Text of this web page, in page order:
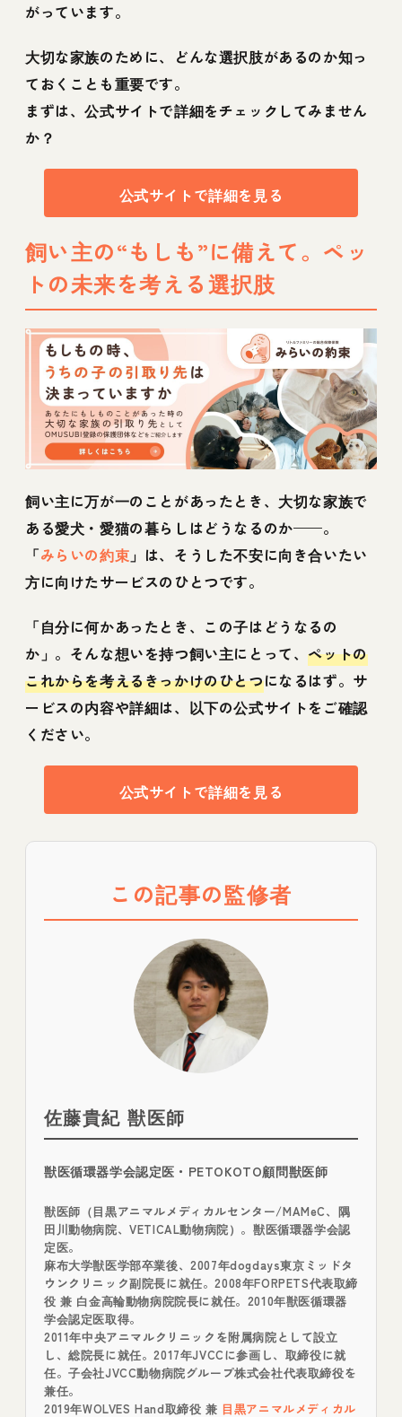
がっています。
大切な家族のために、どんな選択肢があるのか知っ
ておくことも重要です。
まずは、公式サイトで詳細をチェックしてみません
か？
公式サイトで詳細を見る
飼い主の“もしも”に備えて。ペッ
トの未来を考える選択肢
飼い主に万が一のことがあったとき、大切な家族で
ある愛犬・愛猫の暮らしはどうなるのか——。
「みらいの約束 」は、そうした不安に向き合いたい
方に向けたサービスのひとつです。
「自分に何かあったとき、この子はどうなるの
か」。そんな想いを持つ飼い主にとって、ペットの
これからを考えるきっかけのひとつになるはず。サ
ービスの内容や詳細は、以下の公式サイトをご確認
ください。
公式サイトで詳細を見る
この記事の監修者
佐藤貴紀 獣医師
獣医循環器学会認定医・PETOKOTO顧問獣医師
獣医師（目黒アニマルメディカルセンター/MAMeC、隅
田川動物病院、VETICAL動物病院）。獣医循環器学会認
定医。
麻布大学獣医学部卒業後、2007年dogdays東京ミッドタ
ウンクリニック副院長に就任。2008年FORPETS代表取締
役 兼 白金高輪動物病院院長に就任。2010年獣医循環器
学会認定医取得。
2011年中央アニマルクリニックを附属病院として設立
し、総院長に就任。2017年JVCCに参画し、取締役に就
任。子会社JVCC動物病院グループ株式会社代表取締役を
兼任。
2019年WOLVES Hand取締役 兼 目黒アニマルメディカル